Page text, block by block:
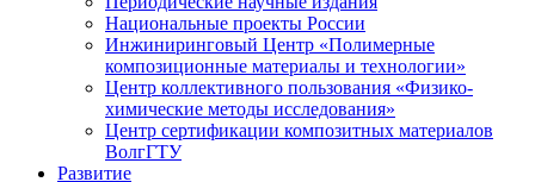
Национальные проекты России
Инжиниринговый Центр «Полимерные
композиционные материалы и технологии»
Центр коллективного пользования «Физико-
химические методы исследования»
Центр сертификации композитных материалов
ВолгГТУ
Развитие